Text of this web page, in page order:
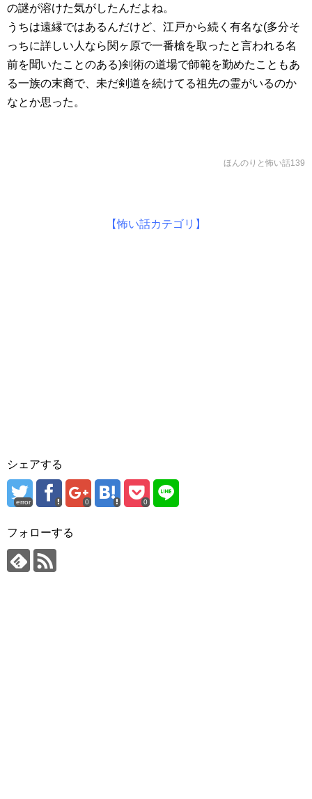
の謎が溶けた気がしたんだよね。
うちは遠縁ではあるんだけど、江戸から続く有名な(多分そ
っちに詳しい人なら関ヶ原で一番槍を取ったと言われる名
前を聞いたことのある)剣術の道場で師範を勤めたこともあ
る一族の末裔で、未だ剣道を続けてる祖先の霊がいるのか
なとか思った。
ほんのりと怖い話139
【怖い話カテゴリ】
シェアする
error 0 0
フォローする